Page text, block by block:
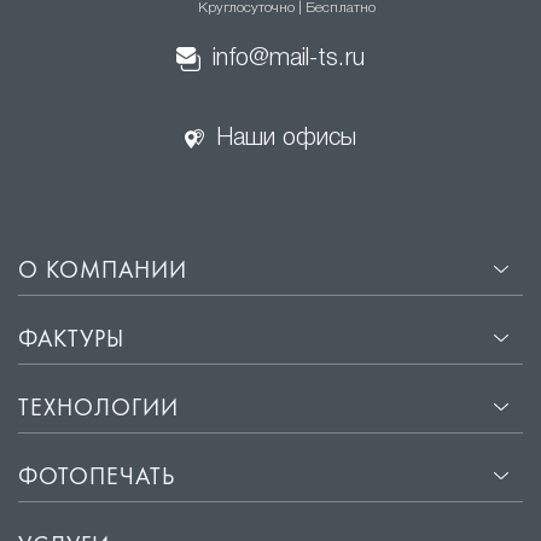
Скрытие недостатков основного потолка. Резные потолки
Долговечность. Резные
изготавливаются из высококачественных материалов,
которые не подвержены воздействию влаги и пыли. Это
обеспечивает сохранение первоначального вида на
Простота установки. Процесс монтажа резных натяжных
Круглосуточно | Бесплатно
info@mail-ts.ru
Наши офисы
О КОМПАНИИ
ФАКТУРЫ
ТЕХНОЛОГИИ
ФОТОПЕЧАТЬ